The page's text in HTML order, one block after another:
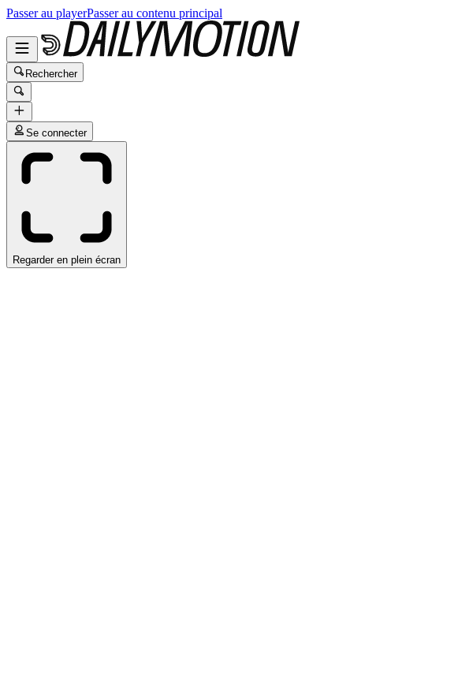
Passer au playerPasser au contenu principal
Rechercher
Se connecter
Regarder en plein écran